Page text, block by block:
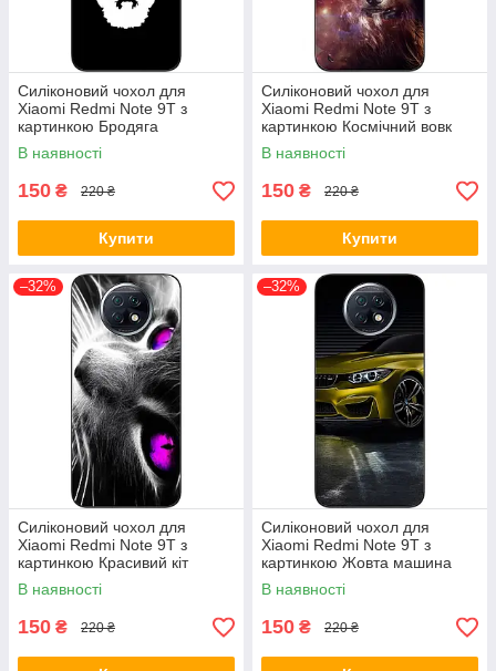
Силіконовий чохол для
Xiaomi Redmi Note 9T з
картинкою Бродяга
В наявності
150 ₴ 220 ₴
Купити
Силіконовий чохол для
Xiaomi Redmi Note 9T з
картинкою Космічний вовк
В наявності
150 ₴ 220 ₴
Купити
–32%
Силіконовий чохол для
Xiaomi Redmi Note 9T з
картинкою Красивий кіт
В наявності
150 ₴ 220 ₴
–32%
Силіконовий чохол для
Xiaomi Redmi Note 9T з
картинкою Жовта машина
В наявності
150 ₴ 220 ₴